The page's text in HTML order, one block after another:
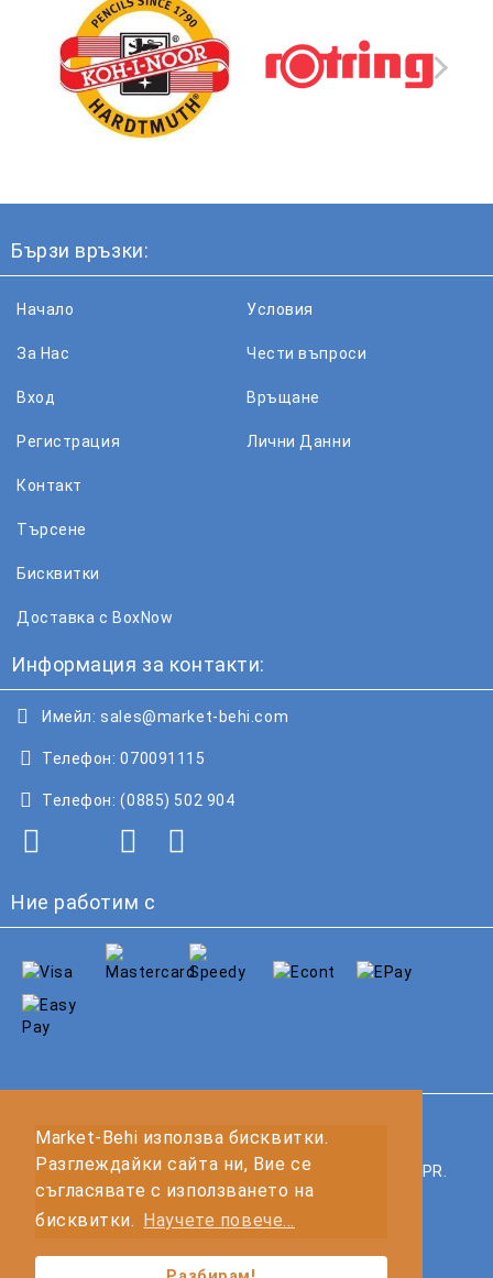
Market-Behi използва бисквитки.
Разглеждайки сайта ни, Вие се
съгласявате с използването на
бисквитки.
Научете повече...
Бързи връзки:
Начало
За Нас
Вход
Регистрация
Условия
Чести въпроси
Връщане
Лични Данни
Контакт
Търсене
Бисквитки
Доставка с BoxNow
Информация за контакти:
Имейл: sales@market-behi.com
Телефон: 070091115
Телефон: (0885) 502 904
Ние работим с
Нашият онлайн магазин е 100% съобразен с GDPR.
Моите лични данни